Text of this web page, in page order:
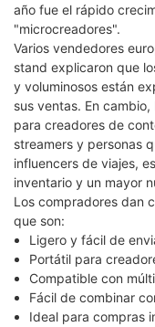
año fue el rápido
"microcreadores".
Varios vendedores
stand explicaron que
y voluminosos están
sus ventas. En
para creadores de
streamers y personas
influencers de viajes,
inventario y un mayor
Los compradores dan
que son:
Ligero y fácil de
Portátil para
Compatible con
Fácil de combinar
Ideal para compras